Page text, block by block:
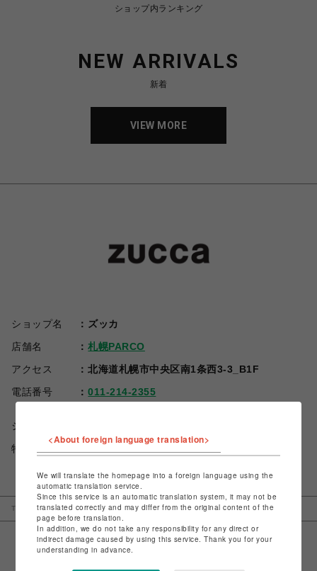
ショップ内ランキング
NEW ARRIVALS
新着
VIEW MORE
ショップ名
ズッカ
店舗名
札幌PARCO
アクセス
北海道札幌市中央区南1条西3-3_B1F
電話番号
011-214-2355
ショップお問い合わせは
特定商取引法など法令に基づく表記は
TOP 札幌PARCO ズッカ
<About foreign language translation>
We will translate the homepage into a foreign language using the
automatic translation service.
Since this service is an automatic translation system, it may not be
translated correctly and may differ from the original content of the
page before translation.
In addition, we do not take any responsibility for any direct or
indirect damage caused by using this service. Thank you for your
understanding in advance.